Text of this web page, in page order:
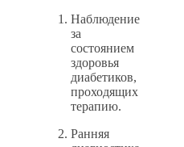
Наблюдение
за
состоянием
здоровья
диабетиков,
проходящих
терапию.
Ранняя